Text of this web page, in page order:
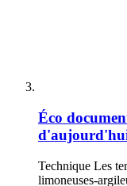
Éco
Technique Les
limoneuses-